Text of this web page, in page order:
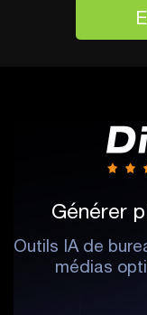
Générer
Outils IA de
médias